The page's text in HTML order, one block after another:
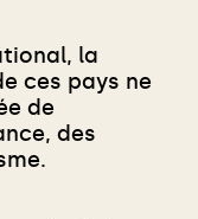
la
ces pays ne
de
des